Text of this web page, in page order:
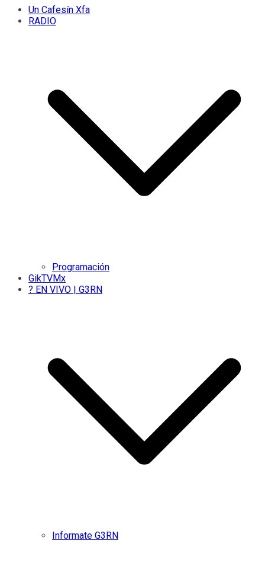
Un Cafesín Xfa
RADIO
Programación
GikTVMx
? EN VIVO | G3RN
Informate G3RN